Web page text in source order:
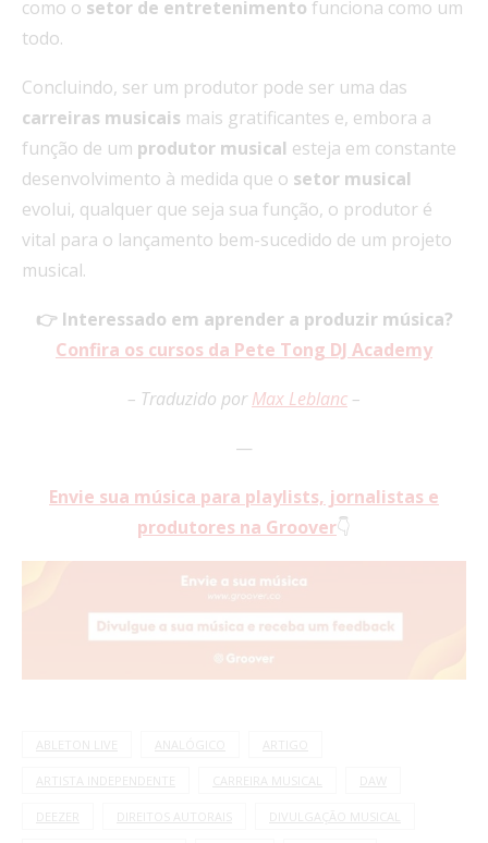
como o setor de entretenimento funciona como um
todo.
Concluindo, ser um produtor pode ser uma das
carreiras musicais mais gratificantes e, embora a
função de um produtor musical esteja em constante
desenvolvimento à medida que o setor musical
evolui, qualquer que seja sua função, o produtor é
vital para o lançamento bem-sucedido de um projeto
musical.
👉 Interessado em aprender a produzir música?
Confira os cursos da Pete Tong DJ Academy
– Traduzido porMax Leblanc –
—
Envie sua música para playlists, jornalistas e
produtores na Groover👇
ABLETON LIVE ANALÓGICO ARTIGO
ARTISTA INDEPENDENTE CARREIRA MUSICAL DAW
DIREITOS AUTORAIS DIVULGAÇÃO MUSICAL